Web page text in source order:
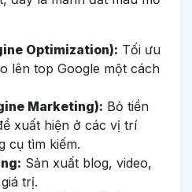
Optimization): Tối ưu
lên top Google một cách
Marketing): Bỏ tiền
xuất hiện ở các vị trí
cụ tìm kiếm.
Sản xuất blog, video,
trị.